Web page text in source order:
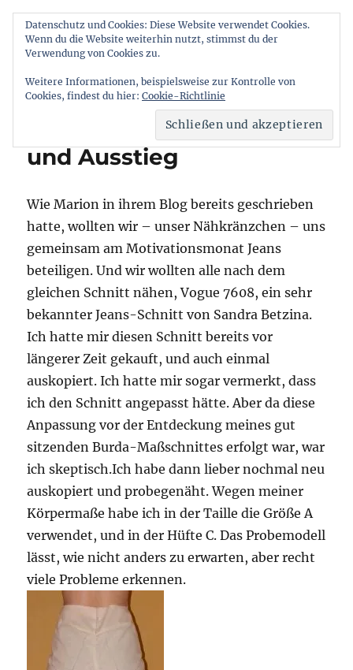
Stichelstube
Vogue 7608 – Einstieg
und Ausstieg
Wie Marion in ihrem Blog bereits geschrieben
hatte, wollten wir – unser Nähkränzchen – uns
gemeinsam am Motivationsmonat Jeans
beteiligen. Und wir wollten alle nach dem
gleichen Schnitt nähen, Vogue 7608, ein sehr
bekannter Jeans-Schnitt von Sandra Betzina.
Ich hatte mir diesen Schnitt bereits vor
längerer Zeit gekauft, und auch einmal
auskopiert. Ich hatte mir sogar vermerkt, dass
ich den Schnitt angepasst hätte. Aber da diese
Anpassung vor der Entdeckung meines gut
sitzenden Burda-Maßschnittes erfolgt war, war
ich skeptisch.Ich habe dann lieber nochmal neu
auskopiert und probegenäht. Wegen meiner
Körpermaße habe ich in der Taille die Größe A
verwendet, und in der Hüfte C. Das Probemodell
lässt, wie nicht anders zu erwarten, aber recht
viele Probleme erkennen.
Datenschutz und Cookies: Diese Website verwendet Cookies.
Wenn du die Website weiterhin nutzt, stimmst du der
Verwendung von Cookies zu.
Weitere Informationen, beispielsweise zur Kontrolle von
Cookies, findest du hier: Cookie-Richtlinie